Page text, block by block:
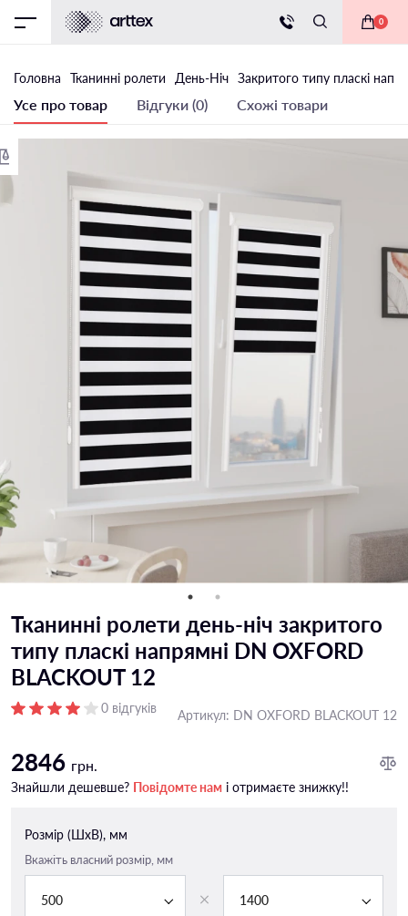
0
Головна Тканинні ролети День-Ніч Закритого типу пласкі
Усе про товар Відгуки (0) Схожі товари
Тканинні ролети день-ніч закритого
типу пласкі напрямні DN OXFORD
BLACKOUT 12
0 відгуків Артикул: DN OXFORD BLACKOUT 12
2846 грн.
Знайшли дешевше? Повідомте нам і отримаєте знижку!!
Розмір (ШxВ), мм
Вкажіть власний розмір, мм
500 1400